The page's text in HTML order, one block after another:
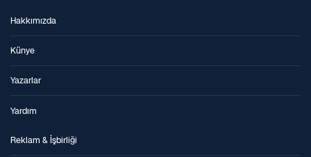
Hakkımızda
Künye
Yazarlar
Yardım
Reklam & İşbirliği